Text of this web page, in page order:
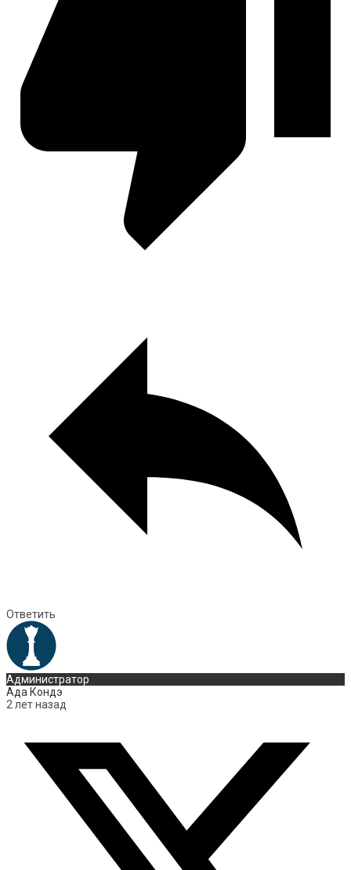
Ответить
Администратор
Ада Кондэ
2 лет назад